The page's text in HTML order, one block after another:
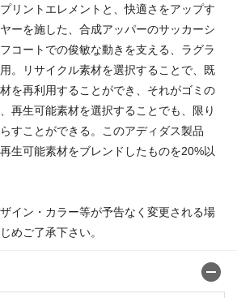
リントエレメントと、快適さをアップす
ーを施した、合成アッパーのサッカーシ
コートでの俊敏な動きを支える、ラグラ
。リサイクル素材を選択することで、既
を再利用することができ、それがゴミの
再生可能素材を選択することでも、限り
すことができる。このアディダス製品
生可能素材をブレンドしたものを20%以
イン・カラー等が予告なく変更される場
めご了承下さい。